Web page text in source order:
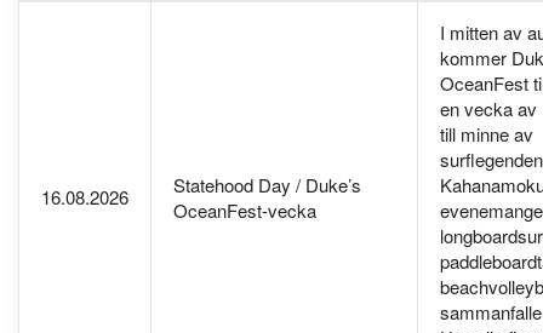
16.08.2026
Statehood Day / Duke’s
OceanFest-vecka
I mitten av
kommer
OceanFest
en vecka av
till minne av